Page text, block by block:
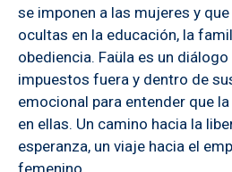
se imponen a las mujeres y
ocultas en la educación, la
obediencia. Faüla es un
impuestos fuera y dentro de
emocional para entender que
en ellas. Un camino hacia la
esperanza, un viaje hacia el
femenino.